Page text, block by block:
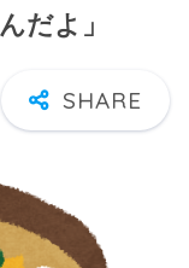
だよ」